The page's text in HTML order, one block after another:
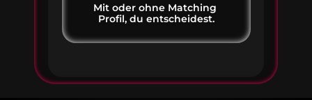
Mit oder ohne Matching
Profil, du entscheidest.